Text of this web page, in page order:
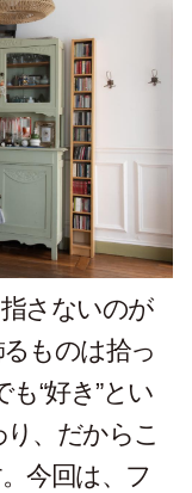
さないのが
ものは拾っ
“好き”とい
、だからこ
今回は、フ